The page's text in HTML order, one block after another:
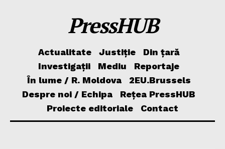
PressHUB
Actualitate Justiție
Din țară
Investigații
Mediu
Reportaje
În lume / R. Moldova
2EU.Brussels
Despre noi / Echipa
Rețea PressHUB
Proiecte editoriale
Contact